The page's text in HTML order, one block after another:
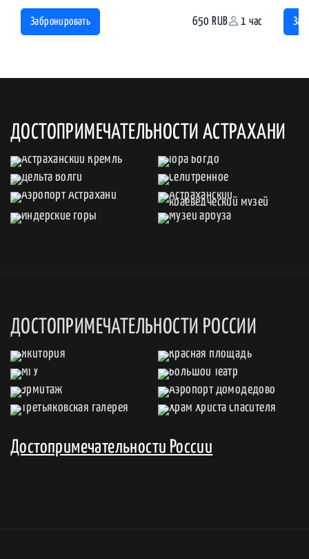
Забронировать 650 RUB 1 час
ДОСТОПРИМЕЧАТЕЛЬНОСТИ АСТРАХАНИ
ДОСТОПРИМЕЧАТЕЛЬНОСТИ РОССИИ
Достопримечательности России